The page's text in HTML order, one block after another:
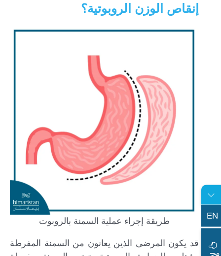
إنقاص الوزن الروبوتية؟
طريقة إجراء عملية السمنة بالروبوت
قد يكون المرضى الذين يعانون من السمنة المفرطة
EN